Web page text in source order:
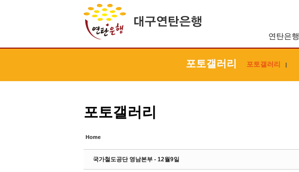
연탄은행
포토갤러리 포토갤러리 |
포토갤러리
Home
국가철도공단 영남본부 - 12월9일